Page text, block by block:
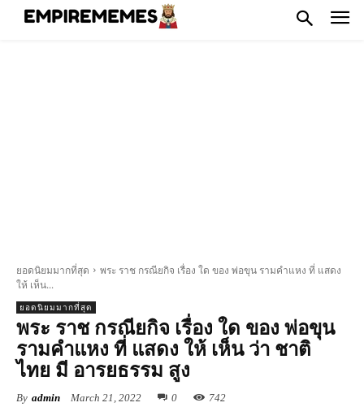
ยอดนิยมมากที่สุด
พระ ราช กรณียกิจ เรื่อง ใด ของ พ่อขุน รามคำแหง ที่ แสดง
ให้ เห็น...
ยอดนิยมมากที่สุด
พระ ราช กรณียกิจ เรื่อง ใด ของ พ่อขุน
รามคำแหง ที่ แสดง ให้ เห็น ว่า ชาติ
ไทย มี อารยธรรม สูง
By admin March 21, 2022 0 742